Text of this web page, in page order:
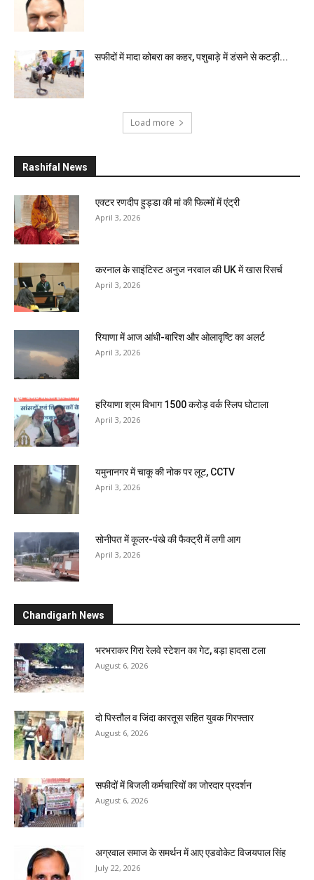
सफीदों में मादा कोबरा का कहर, पशुबाड़े में डंसने से कटड़ी...
Load more
Rashifal News
एक्टर रणदीप हुड्डा की मां की फिल्मों में एंट्री
April 3, 2026
करनाल के साइंटिस्ट अनुज नरवाल की UK में खास रिसर्च
April 3, 2026
रियाणा में आज आंधी-बारिश और ओलावृष्टि का अलर्ट
April 3, 2026
हरियाणा श्रम विभाग 1500 करोड़ वर्क स्लिप घोटाला
April 3, 2026
यमुनानगर में चाकू की नोक पर लूट, CCTV
April 3, 2026
सोनीपत में कूलर-पंखे की फैक्ट्री में लगी आग
April 3, 2026
Chandigarh News
भरभराकर गिरा रेलवे स्टेशन का गेट, बड़ा हादसा टला
August 6, 2026
दो पिस्तौल व जिंदा कारतूस सहित युवक गिरफ्तार
August 6, 2026
सफीदों में बिजली कर्मचारियों का जोरदार प्रदर्शन
August 6, 2026
अग्रवाल समाज के समर्थन में आए एडवोकेट विजयपाल सिंह
July 22, 2026